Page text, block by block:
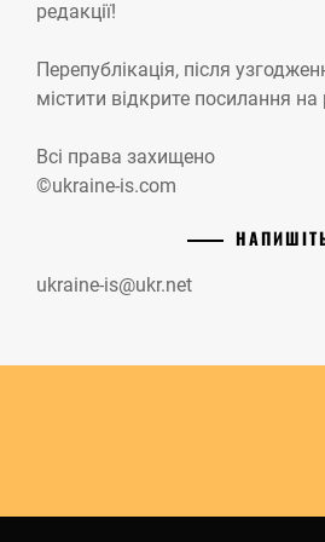
редакції!
Перепублікація, після
містити відкрите посилання
Всі права захищено
©ukraine-is.com
ukraine-is@ukr.net